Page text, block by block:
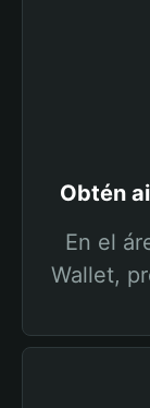
Obtén
En el
Wallet,